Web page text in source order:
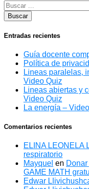
Entradas recientes
Guía docente
Política de
Lineas paralelas,
Video Quiz
Lineas abiertas y
Video Quiz
La energía –
Comentarios recientes
ELINA LEONELA
respiratorio
Mayquel en
GAME MATH
Edwar